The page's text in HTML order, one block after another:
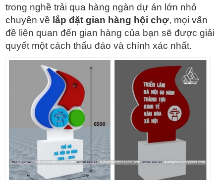
trong nghề trải qua hàng ngàn dự án lớn nhỏ
chuyên về lắp đặt gian hàng hội chợ, mọi vấn
đề liên quan đến gian hàng của bạn sẽ được giải
quyết một cách thấu đáo và chính xác nhất.